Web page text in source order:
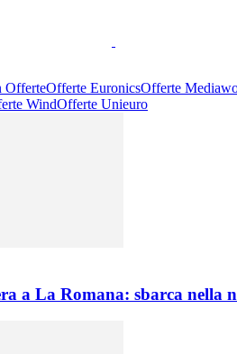
OfferteOfferte EuronicsOfferte
WindOfferte Unieuro
a La Romana: sbarca nella